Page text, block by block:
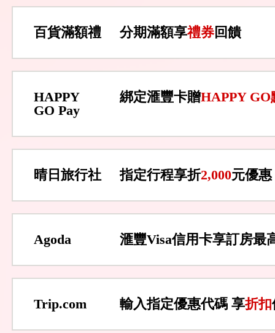
百貨滿額禮 分期滿額享禮券回饋
HAPPY
GO Pay
綁定滙豐卡贈HAPPY GO
晴日旅行社 指定行程享折2,000元優惠
Agoda 滙豐Visa信用卡享訂房最
Trip.com 輸入指定優惠代碼 享折扣